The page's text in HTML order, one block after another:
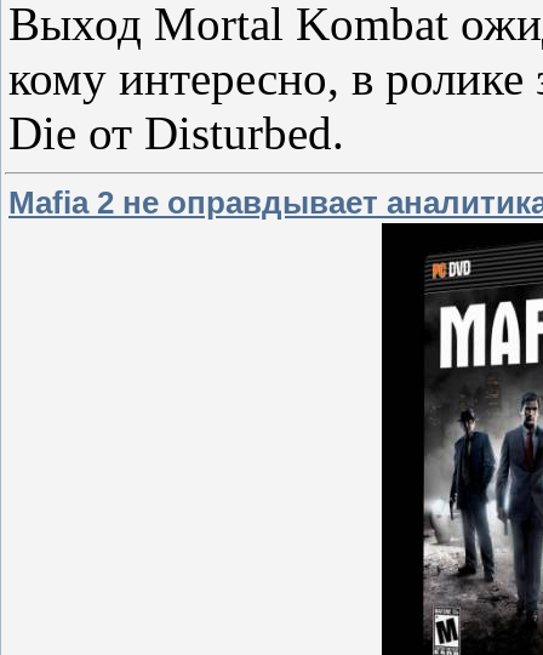
Выход Mortal Kombat
кому интересно, в
Die от Disturbed.
Mafia 2 не оправдывает